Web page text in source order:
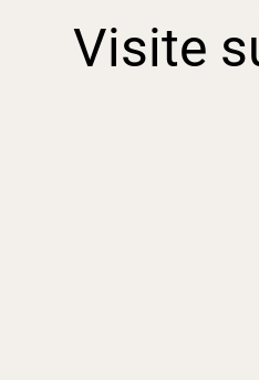
Visite